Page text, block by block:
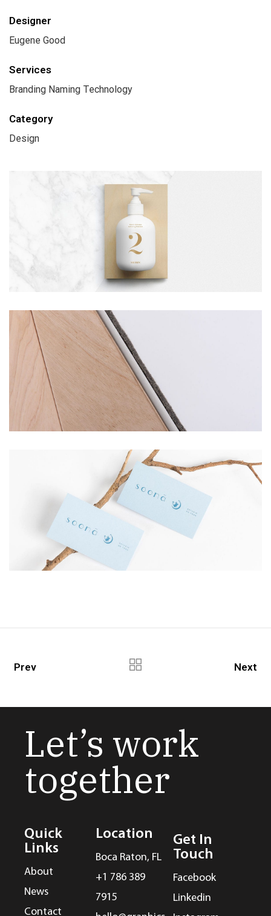
Designer
Eugene Good
Services
Branding Naming Technology
Category
Design
Prev Next
Let’s work
together
Quick
Links
About
News
Contact
Location
Boca Raton, FL
+1 786 389
7915
Get In
Touch
Facebook
Linkedin